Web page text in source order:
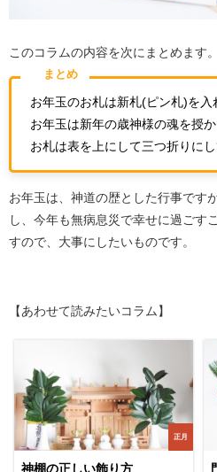
このコラムの内容を次にまとめます。
まとめ
お年玉のお札は新札(ピン札)を入
お年玉は新年の歳神様の魂を授
お札は表を上にして三つ折りに
お年玉は、神道の歴とした行事です
し、今年も無病息災で幸せに過ごす
すので、大事にしたいものです。
【あわせて読みたいコラム】
正月
神棚の正しい飾り方